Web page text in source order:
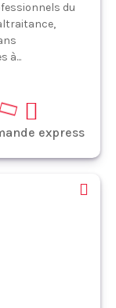
du
à...
express